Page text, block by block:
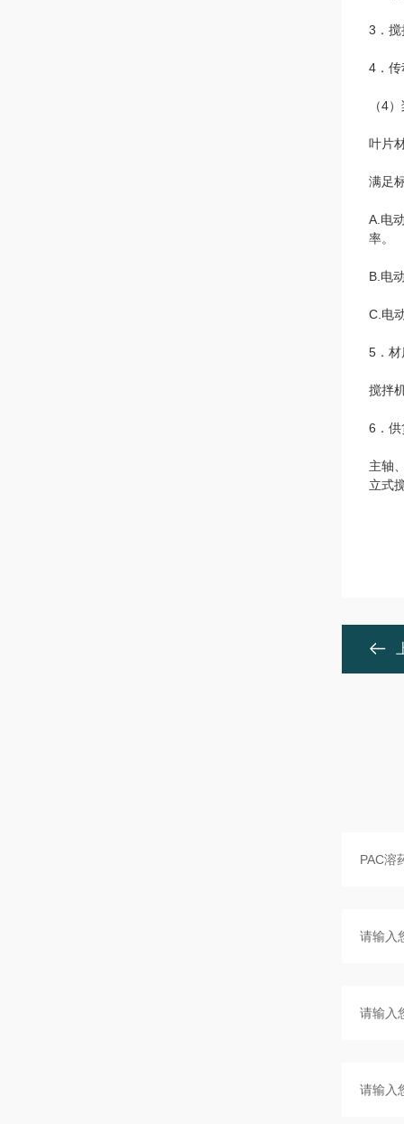
3．搅
4．传
（4
叶片
满足
A.电
率。
B.电
C.电
5．材
搅拌
6．供
主轴
立式